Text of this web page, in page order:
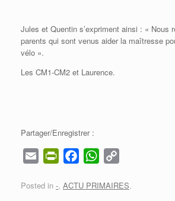
Jules et Quentin s’expriment ainsi : « Nous
parents qui sont venus aider la maîtresse
vélo ».
Les CM1-CM2 et Laurence.
Partager/Enregistrer :
a
i
c
W
a
p
Posted in -, ACTU PRIMAIRES.